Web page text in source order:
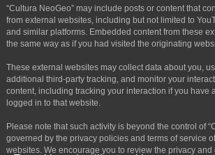
“Cultura NeoGeo” may include posts or content that
from external websites, including but not limited to
and similar platforms. Embedded content from these
the same way as if you had visited the originating
These external websites may collect data about you,
additional third-party tracking, and monitor your
content, including tracking your interaction if you have
logged in to that website.
Please note that such activity is beyond the control of
governed by the privacy policies and terms of service
websites. We encourage you to review the privacy